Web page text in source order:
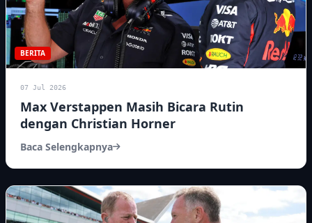
BERITA
07 Jul 2026
Max Verstappen Masih Bicara Rutin
dengan Christian Horner
Baca Selengkapnya